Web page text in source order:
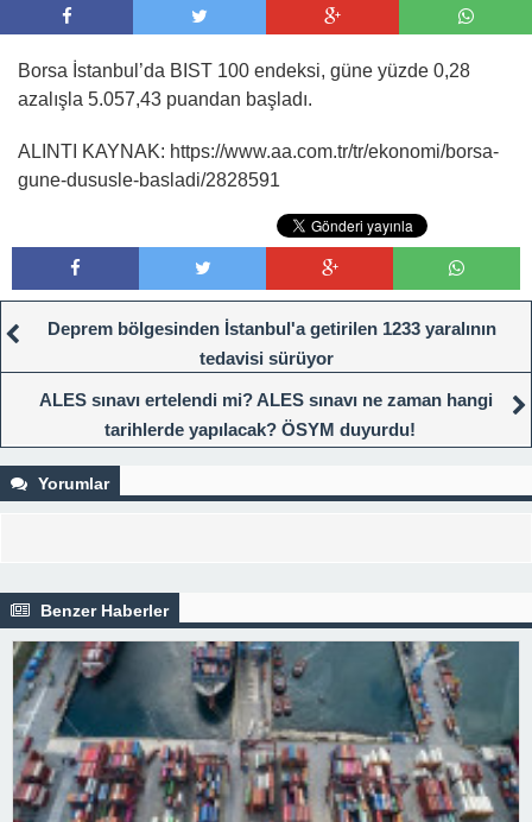
Borsa İstanbul’da BIST 100 endeksi, güne yüzde 0,28
azalışla 5.057,43 puandan başladı.
ALINTI KAYNAK: https://www.aa.com.tr/tr/ekonomi/borsa-
gune-dususle-basladi/2828591
Deprem bölgesinden İstanbul'a getirilen 1233 yaralının
tedavisi sürüyor
ALES sınavı ertelendi mi? ALES sınavı ne zaman hangi
tarihlerde yapılacak? ÖSYM duyurdu!
Yorumlar
Benzer Haberler